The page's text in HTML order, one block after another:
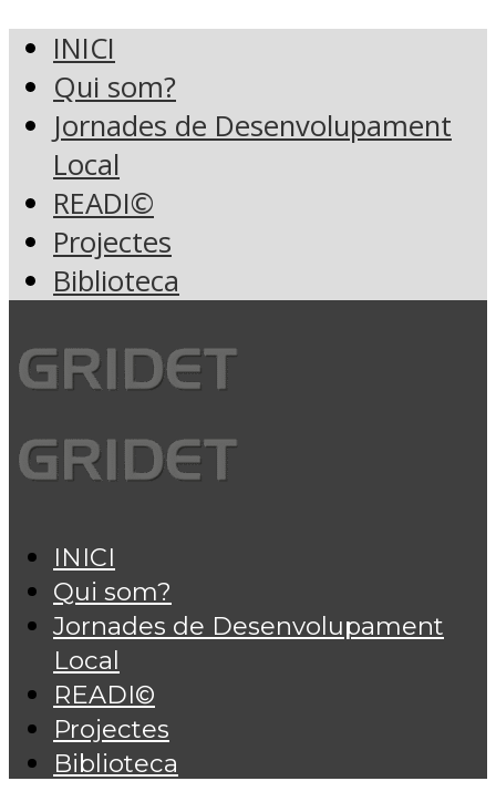
INICI
Qui som?
Jornades de Desenvolupament
Local
READI©
Projectes
Biblioteca
INICI
Qui som?
Jornades de Desenvolupament
Local
READI©
Projectes
Biblioteca